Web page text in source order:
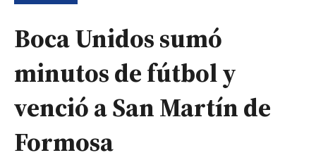
Boca Unidos sumó
minutos de fútbol y
venció a San Martín de
Formosa